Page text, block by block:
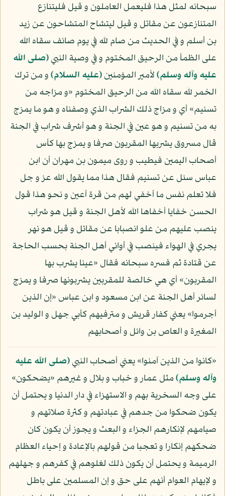
سبحانه لمثل هذا فليعمل العاملون و قيل فليتنازع
المتنازعون عن مقاتل و قيل ليتشاح المتشاحون عن زيد
بن أسلم و في الحديث من صام لله في يوم صائف سقاه الله
على الظمأ من الرحيق المختوم و في وصية النبي(صلى الله
عليه وآله وسلم)لأمير المؤمنين(عليه السلام)و من ترك
الخمر لله سقاه الله من الرحيق المختوم «و مزاجه من
تسنيم» أي و مزاج ذلك الشراب الذي وصفناه و هو ما يمزج
به من تسنيم و هو عين في الجنة و هو أشرف شراب في الجنة
قال مسروق يشربها المقربون صرفا و يمزج بها كأس
أصحاب اليمين فيطيب و روى ميمون بن مهران أن ابن
عباس سئل عن تسنيم فقال هذا مما يقول الله عز و جل
فلا تعلم نفس ما أخفي لهم من قرة أعين و نحو هذا قول
الحسن خفايا أخفاها الله لأهل الجنة و قيل هو شراب
ينصب عليهم من علو انصبابا عن مقاتل و قيل هو نهر
يجري في الهواء فينصب في أواني أهل الجنة بحسب الحاجة
عن قتادة ثم فسره سبحانه فقال «عينا يشرب بها
المقربون» أي هي خالصة للمقربين يشربونها صرفا و يمزج
لسائر أهل الجنة عن ابن مسعود و ابن عباس «إن الذين
أجرموا» يعني كفار قريش و مترفيهم كأبي جهل و الوليد بن
المغيرة و العاص بن وائل و أصحابهم
«كانوا من الذين آمنوا» يعني أصحاب النبي(صلى الله عليه
وآله وسلم)مثل عمار و خباب و بلال و غيرهم «يضحكون»
على وجه السخرية بهم و الاستهزاء في دار الدنيا و يحتمل أن
يكون ضحكوا من جدهم في عبادتهم و كثرة صلاتهم و
صيامهم لإنكارهم الجزاء و البعث و يجوز أن يكون كان
ضحكهم إنكارا و تعجبا من قولهم بالإعادة و إحياء العظام
الرميمة و يحتمل أن يكون ذلك لغلوهم في كفرهم و جهلهم
و لإيهام العوام أنهم على حق و إن المسلمين على باطل